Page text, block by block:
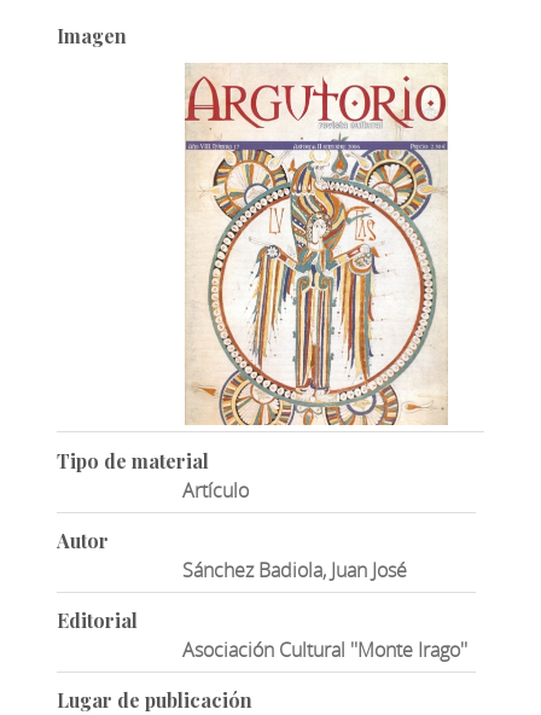
Imagen
Tipo de material
Artículo
Autor
Sánchez Badiola, Juan José
Editorial
Asociación Cultural ''Monte Irago''
Lugar de publicación